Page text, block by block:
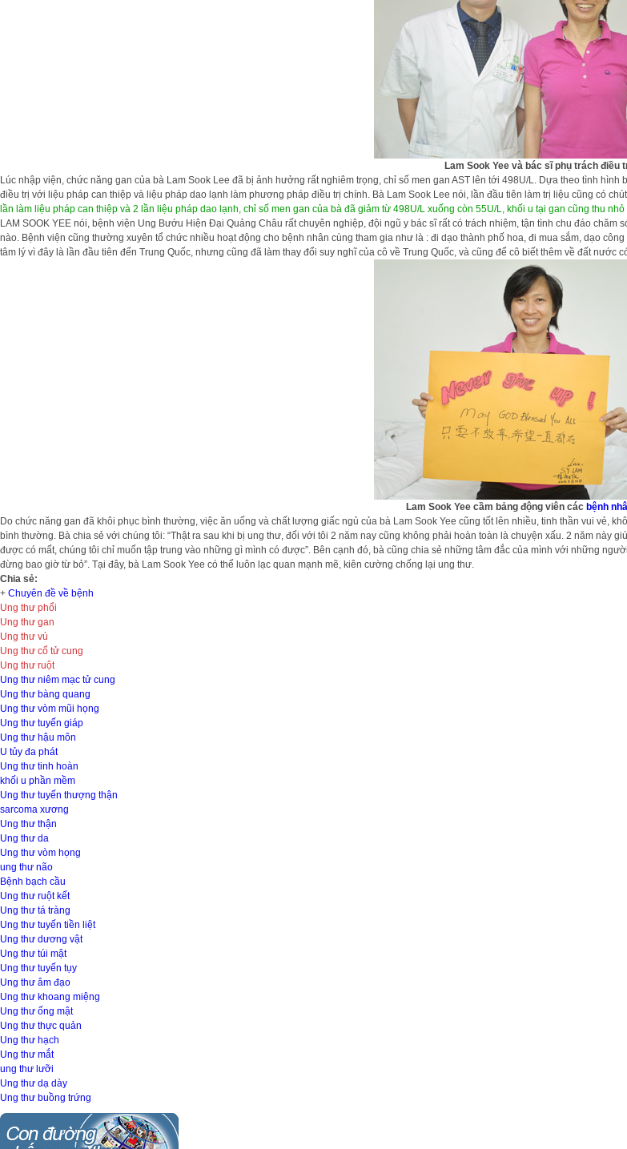
Lam Sook Yee và bác sĩ phụ trách điều
Lúc nhập viện, chức năng gan của bà Lam Sook Lee đã bị ảnh hưởng rất nghiêm trọng, chỉ số men gan AST lên tới 498U/L. Dựa theo tình
điều trị với liệu pháp can thiệp và liệu pháp dao lạnh làm phương pháp điều trị chính. Bà Lam Sook Lee nói, lần đầu tiên làm trị liệu cũng có
lần làm liệu pháp can thiệp và 2 lần liệu pháp dao lạnh, chỉ số men gan của bà đã giảm từ 498U/L xuống còn 55U/L, khối u tại gan cũng thu
LAM SOOK YEE nói, bệnh viện Ung Bướu Hiện Đại Quảng Châu rất chuyên nghiệp, đội ngũ y bác sĩ rất có trách nhiệm, tận tình chu đáo
nào. Bệnh viện cũng thường xuyên tổ chức nhiều hoạt động cho bệnh nhân cùng tham gia như là : đi dạo thành phố hoa, đi mua sắm, dạo
tâm lý vì đây là lần đầu tiên đến Trung Quốc, nhưng cũng đã làm thay đổi suy nghĩ của cô về Trung Quốc, và cũng để cô biết thêm về đất nước
Lam Sook Yee cầm bảng động viên các bệnh
Do chức năng gan đã khôi phục bình thường, việc ăn uống và chất lượng giấc ngủ của bà Lam Sook Yee cũng tốt lên nhiều, tinh thần vui vẻ,
bình thường. Bà chia sẻ với chúng tôi: “Thật ra sau khi bị ung thư, đối với tôi 2 năm nay cũng không phải hoàn toàn là chuyện xấu. 2 năm
được có mất, chúng tôi chỉ muốn tập trung vào những gì mình có được”. Bên cạnh đó, bà cũng chia sẻ những tâm đắc của mình với những
đừng bao giờ từ bỏ”. Tại đây, bà Lam Sook Yee có thể luôn lạc quan mạnh mẽ, kiên cường chống lại ung thư.
Chia sẻ:
+ Chuyên đề về bệnh
Ung thư phổi
Ung thư gan
Ung thư vú
Ung thư cổ tử cung
Ung thư ruột
Ung thư niêm mạc tử cung
Ung thư bàng quang
Ung thư vòm mũi họng
Ung thư tuyến giáp
Ung thư hậu môn
U tủy đa phát
Ung thư tinh hoàn
khối u phần mềm
Ung thư tuyến thượng thận
sarcoma xương
Ung thư thận
Ung thư da
Ung thư vòm họng
ung thư não
Bệnh bạch cầu
Ung thư ruột kết
Ung thư tá tràng
Ung thư tuyến tiền liệt
Ung thư dương vật
Ung thư túi mật
Ung thư tuyến tụy
Ung thư âm đạo
Ung thư khoang miệng
Ung thư ống mật
Ung thư thực quản
Ung thư hạch
Ung thư mắt
ung thư lưỡi
Ung thư dạ dày
Ung thư buồng trứng